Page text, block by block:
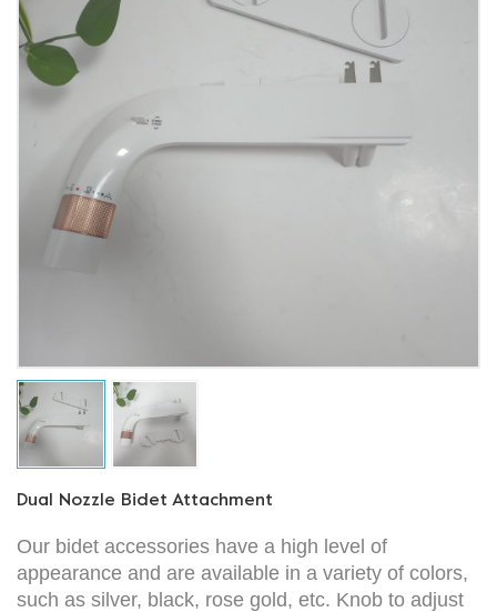
Dual Nozzle Bidet Attachment
Our bidet accessories have a high level of
appearance and are available in a variety of colors,
such as silver, black, rose gold, etc. Knob to adjust